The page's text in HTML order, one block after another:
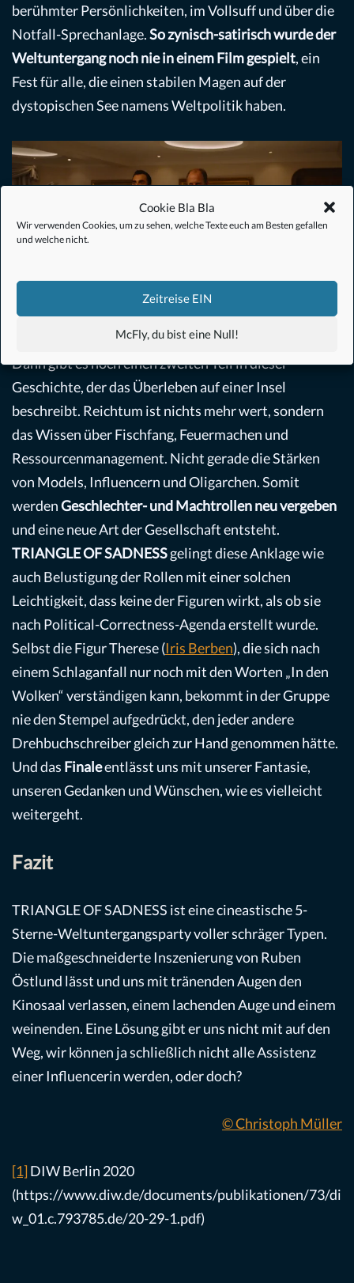
Cookie Bla Bla
Wir verwenden Cookies, um zu sehen, welche Texte euch am Besten gefallen
und welche nicht.
Zeitreise EIN
McFly, du bist eine Null!
berühmter Persönlichkeiten, im Vollsuff und über die
Notfall-Sprechanlage.So zynisch-satirisch wurde der
Weltuntergangnoch niein einem Film gespielt, ein
Fest für alle, die einen stabilen Magen auf der
dystopischen See namens Weltpolitik haben.
© Fredrik Wenzel / Alamode Film
Der Rest Gesellschaft
Dann gibt es noch einen zweiten Teil in dieser
Geschichte, der das Überleben auf einer Insel
beschreibt. Reichtum ist nichts mehr wert, sondern
das Wissen über Fischfang, Feuermachen und
Ressourcenmanagement. Nicht gerade die Stärken
von Models, Influencern und Oligarchen. Somit
werdenGeschlechter- und Machtrollen neu vergeben
und eine neue Art der Gesellschaft entsteht.
TRIANGLE OF SADNESSgelingt diese Anklage wie
auch Belustigung der Rollen mit einer solchen
Leichtigkeit, dass keine der Figuren wirkt, als ob sie
nach Political-Correctness-Agenda erstellt wurde.
Selbst die Figur Therese (Iris Berben), die sich nach
einem Schlaganfall nur noch mit den Worten „In den
Wolken“ verständigen kann, bekommt in der Gruppe
nie den Stempel aufgedrückt, den jeder andere
Drehbuchschreiber gleich zur Hand genommen hätte.
Und das Finaleentlässt uns mit unserer Fantasie,
unseren Gedanken und Wünschen, wie es vielleicht
weitergeht.
Fazit
TRIANGLE OF SADNESS ist eine cineastische 5-
Sterne-Weltuntergangsparty voller schräger Typen.
Die maßgeschneiderte Inszenierung von Ruben
Östlund lässt und uns mit tränenden Augen den
Kinosaal verlassen, einem lachenden Auge und einem
weinenden. Eine Lösung gibt er uns nicht mit auf den
Weg, wir können ja schließlich nicht alle Assistenz
einer Influencerin werden, oder doch?
© Christoph Müller
[1]DIW Berlin 2020
(https://www.diw.de/documents/publikationen/73/di
w_01.c.793785.de/20-29-1.pdf)